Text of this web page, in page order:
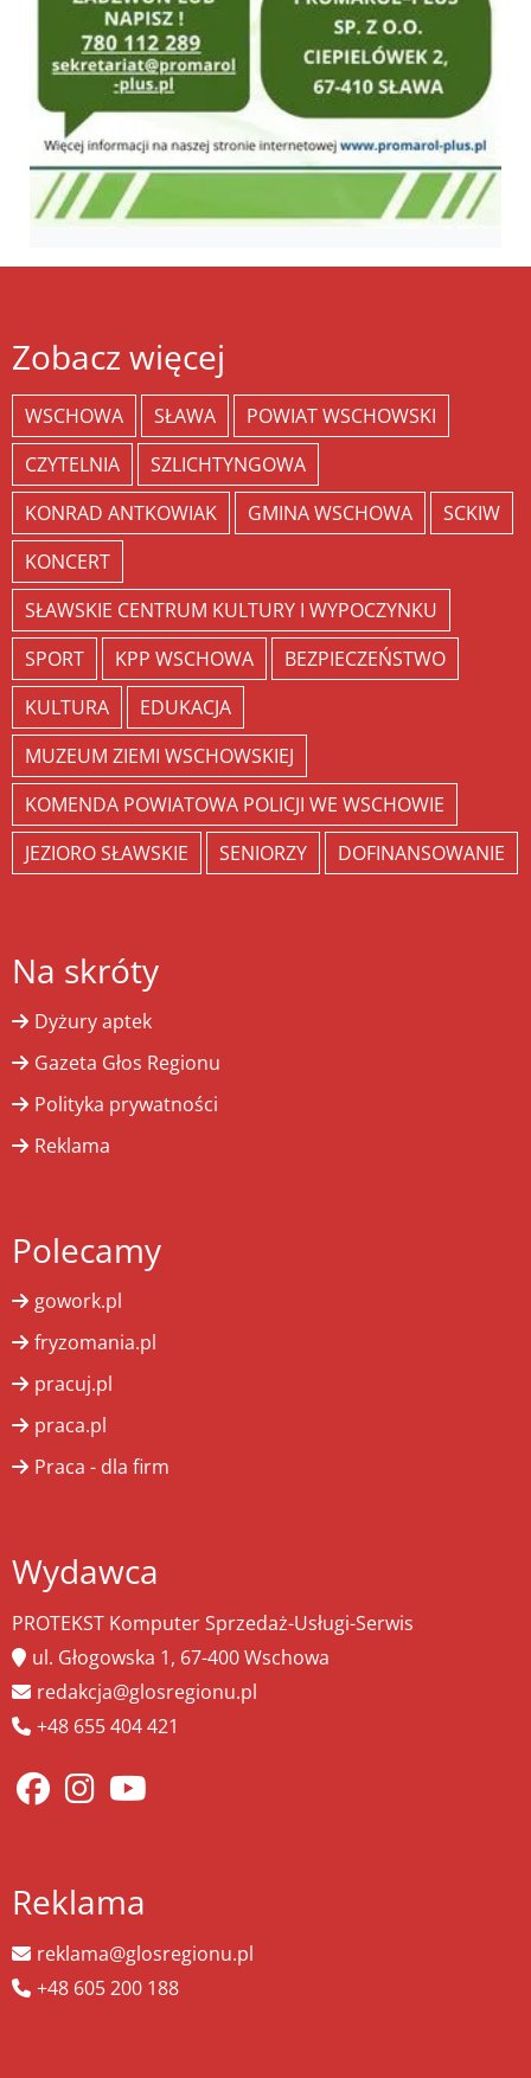
Zobacz więcej
WSCHOWA SŁAWA
POWIAT WSCHOWSKI
CZYTELNIA
SZLICHTYNGOWA
KONRAD ANTKOWIAK
GMINA WSCHOWA
SCKIW
KONCERT
SŁAWSKIE CENTRUM KULTURY I WYPOCZYNKU
SPORT
KPP WSCHOWA
BEZPIECZEŃSTWO
KULTURA
EDUKACJA
MUZEUM ZIEMI WSCHOWSKIEJ
KOMENDA POWIATOWA POLICJI WE WSCHOWIE
JEZIORO SŁAWSKIE
SENIORZY DOFINANSOWANIE
Na skróty
Dyżury aptek
Gazeta Głos Regionu
Polityka prywatności
Reklama
Polecamy
gowork.pl
fryzomania.pl
pracuj.pl
praca.pl
Praca - dla firm
Wydawca
PROTEKST Komputer Sprzedaż-Usługi-Serwis
ul. Głogowska 1, 67-400 Wschowa
redakcja@glosregionu.pl
+48 655 404 421
Reklama
reklama@glosregionu.pl
+48 605 200 188